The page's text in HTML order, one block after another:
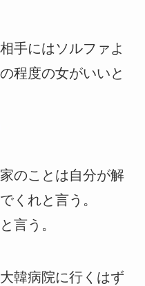
手にはソルファよ
程度の女がいいと
のことは自分が解
くれと言う。
言う。
韓病院に行くはず